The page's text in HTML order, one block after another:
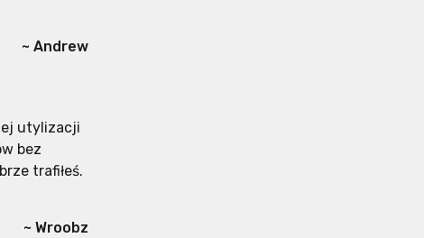
~ Andrew
utylizacji
bez
trafiłeś.
~ Wroobz